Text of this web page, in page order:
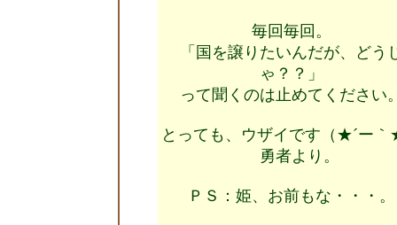
毎回毎回。
「国を譲りたいんだが、どう
ゃ？？」
って聞くのは止めてください
とっても、ウザイです（★´ー
勇者より。
ＰＳ：姫、お前もな・・・。